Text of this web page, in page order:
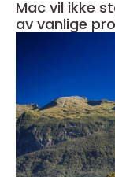
Mac vil ikke
av vanlige